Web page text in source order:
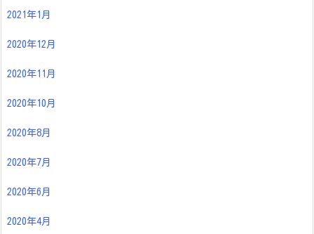
2021年1月
2020年12月
2020年11月
2020年10月
2020年8月
2020年7月
2020年6月
2020年4月